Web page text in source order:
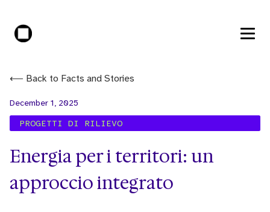
⟵ Back to Facts and Stories
December 1, 2025
PROGETTI DI RILIEVO
Energia per i territori: un
approccio integrato